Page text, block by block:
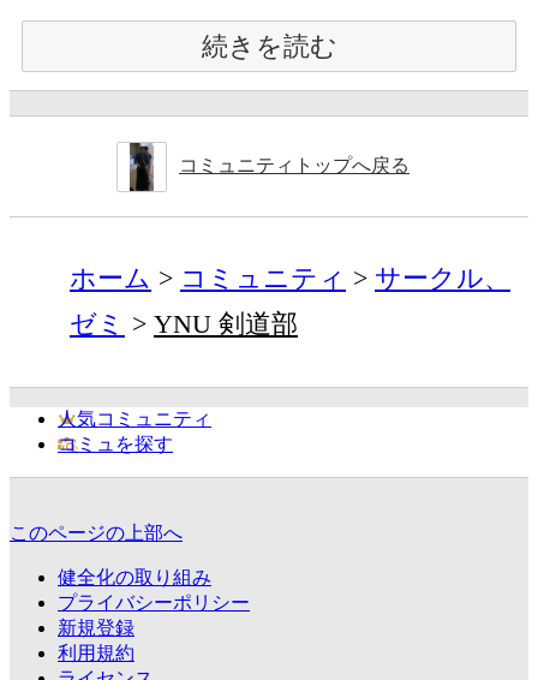
続きを読む
コミュニティトップへ戻る
ホーム コミュニティ
サークル、
ゼミ
YNU 剣道部
人気コミュニティ
コミュを探す
このページの上部へ
健全化の取り組み
プライバシーポリシー
新規登録
利用規約